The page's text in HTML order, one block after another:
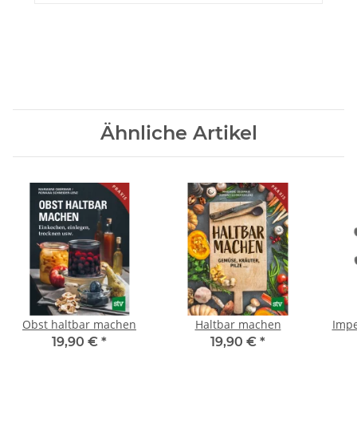
Ähnliche Artikel
Obst haltbar machen
19,90 € *
Haltbar machen
19,90 € *